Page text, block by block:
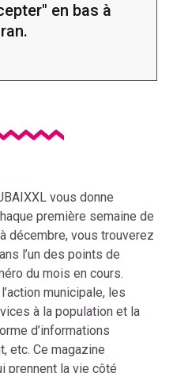
en bas à
vous donne
première semaine de
décembre, vous trouverez
l’un des points de
du mois en cours.
municipale, les
à la population et la
d’informations
etc. Ce magazine
prennent la vie côté